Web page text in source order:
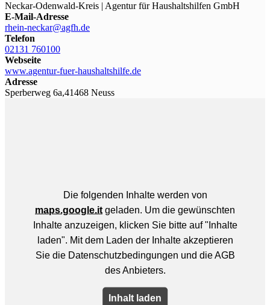
Neckar-Odenwald-Kreis | Agentur für Haushaltshilfen GmbH
E-Mail-Adresse
rhein-neckar@agfh.de
Telefon
02131 760100
Webseite
www.agentur-fuer-haushaltshilfe.de
Adresse
Sperberweg 6a,41468 Neuss